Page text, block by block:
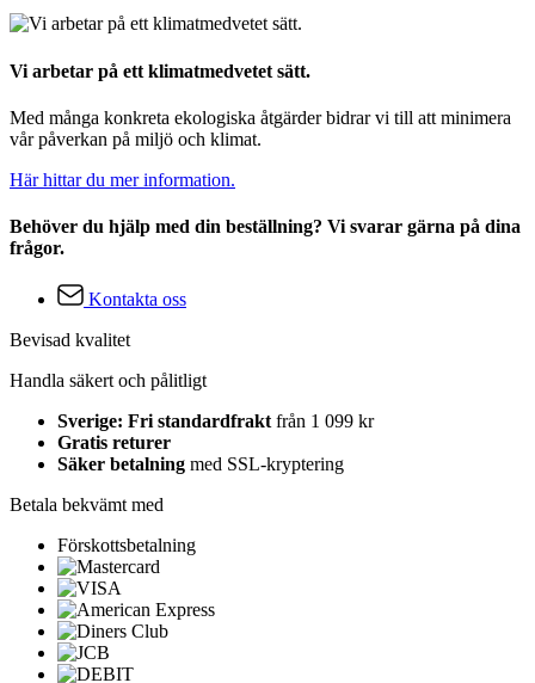
Vi arbetar på ett klimatmedvetet sätt.
Med många konkreta ekologiska åtgärder bidrar vi till att minimera
vår påverkan på miljö och klimat.
Här hittar du mer information.
Behöver du hjälp med din beställning? Vi svarar gärna på dina
frågor.
Kontakta oss
Bevisad kvalitet
Handla säkert och pålitligt
Sverige: Fri standardfraktfrån 1 099 kr
Gratis returer
Säker betalning med SSL-kryptering
Betala bekvämt med
Förskottsbetalning